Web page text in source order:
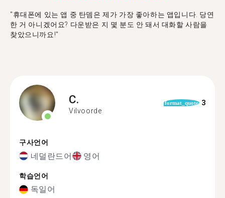
"휴대폰에 있는 앱 중 탄뎀은 제가 가장 좋아하는 앱입니다. 당연
한 거 아니겠어요? 다운받은 지 몇 분도 안 돼서 대화할 사람을
찾았으니까요!"
C.
Vilvoorde
format_quote 3
구사언어
네덜란드어 영어
학습언어
독일어